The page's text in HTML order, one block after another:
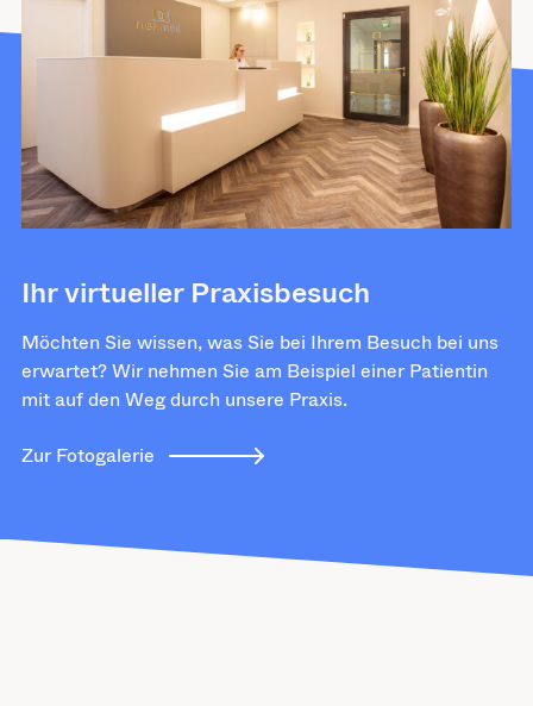
Ihr virtueller Praxisbesuch
Möchten Sie wissen, was Sie bei Ihrem Besuch bei uns
erwartet? Wir nehmen Sie am Beispiel einer Patientin
mit auf den Weg durch unsere Praxis.
Zur Fotogalerie